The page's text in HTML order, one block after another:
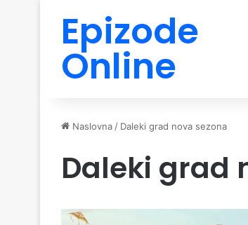
Epizode
Online
Naslovna / Daleki grad nova sezona
Daleki grad